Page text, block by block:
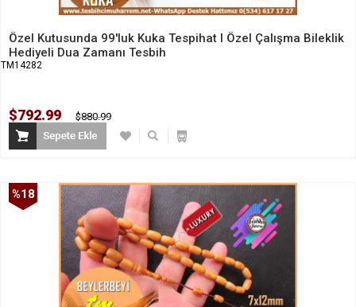
Özel Kutusunda 99'luk Kuka Tespihat I Özel Çalışma Bileklik
Hediyeli Dua Zamanı Tesbih
TM14282
$792.99 $880.99
%18